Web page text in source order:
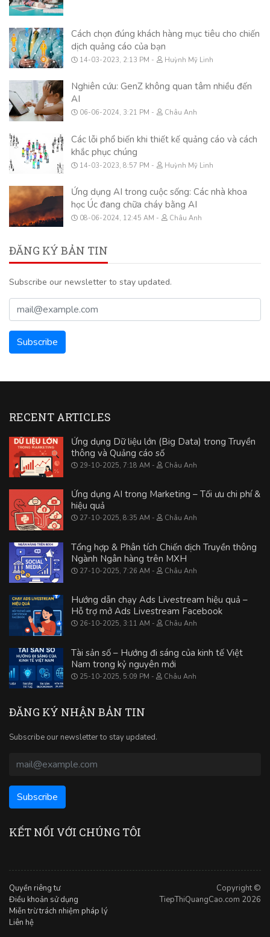
Cách chọn đúng khách hàng mục tiêu cho chiến
dịch quảng cáo của bạn
14-03-2023, 2:13 PM Huỳnh Mỹ Linh
Nghiên cứu: GenZ không quan tâm nhiều đến
AI
06-06-2024, 3:21 PM Châu Anh
Các lỗi phổ biến khi thiết kế quảng cáo và cách
khắc phục chúng
14-03-2023, 8:57 PM Huỳnh Mỹ Linh
Ứng dụng AI trong cuộc sống: Các nhà khoa
học Úc đang chữa cháy bằng AI
08-06-2024, 12:45 AM Châu Anh
ĐĂNG KÝ BẢN TIN
Subscribe our newsletter to stay updated.
RECENT ARTICLES
Ứng dụng Dữ liệu lớn (Big Data) trong Truyền
thông và Quảng cáo số
29-10-2025, 7:18 AM Châu Anh
Ứng dụng AI trong Marketing – Tối ưu chi phí &
hiệu quả
27-10-2025, 8:35 AM Châu Anh
Tổng hợp & Phân tích Chiến dịch Truyền thông
Ngành Ngân hàng trên MXH
27-10-2025, 7:26 AM Châu Anh
Hướng dẫn chạy Ads Livestream hiệu quả –
Hỗ trợ mở Ads Livestream Facebook
26-10-2025, 3:11 AM Châu Anh
Tài sản số – Hướng đi sáng của kinh tế Việt
Nam trong kỷ nguyên mới
25-10-2025, 5:09 PM Châu Anh
ĐĂNG KÝ NHẬN BẢN TIN
Subscribe our newsletter to stay updated.
KẾT NỐI VỚI CHÚNG TÔI
Quyền riêng tư
Điều khoản sử dụng
Miễn trừ trách nhiệm pháp lý
Liên hệ
Copyright ©
TiepThiQuangCao.com 2026